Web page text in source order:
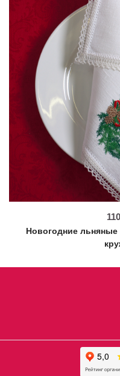
Новогодние